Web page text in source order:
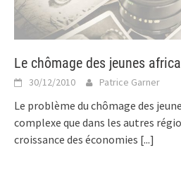
Le chômage des jeunes
30/12/2010 Patrice Garner
Le problème du chômage des
complexe que dans les autres
croissance des économies [...]